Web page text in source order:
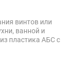
винтов или
ванной и
пластика АБС с